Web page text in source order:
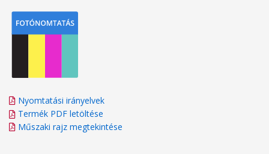
Nyomtatási irányelvek
Termék PDF letöltése
Műszaki rajz megtekintése